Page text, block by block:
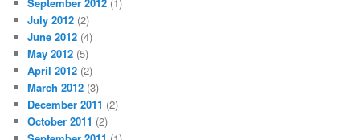
July 2012 (2)
June 2012 (4)
May 2012 (5)
April 2012 (2)
March 2012 (3)
December 2011 (2)
October 2011 (2)